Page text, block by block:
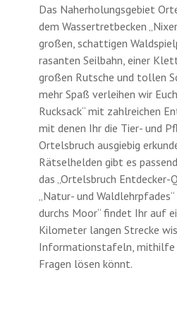
Das Naherholungsgebiet
dem Wassertretbecken
großen, schattigen
rasanten Seilbahn, einer
großen Rutsche und tollen
mehr Spaß verleihen wir
Rucksack“ mit zahlreichen
mit denen Ihr die Tier- und
Ortelsbruch ausgiebig
Rätselhelden gibt es
das „Ortelsbruch Entdecker-
„Natur- und
durchs Moor“ findet Ihr auf
Kilometer langen Strecke
Informationstafeln, mithilfe
Fragen lösen könnt.